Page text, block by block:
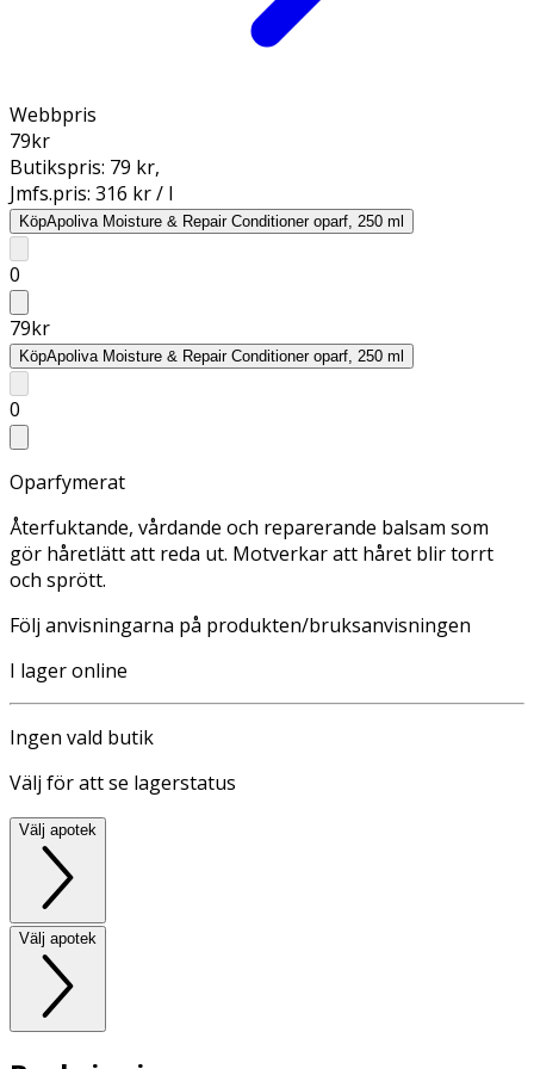
Webbpris
79kr
Butikspris: 79 kr,
Jmfs.pris: 316 kr / l
KöpApoliva Moisture & Repair Conditioner oparf, 250 ml
0
79kr
KöpApoliva Moisture & Repair Conditioner oparf, 250 ml
0
Oparfymerat
Återfuktande, vårdande och reparerande balsam som
gör håretlätt att reda ut. Motverkar att håret blir torrt
och sprött.
Följ anvisningarna på produkten/bruksanvisningen
I lager online
Ingen vald butik
Välj för att se lagerstatus
Välj apotek
Välj apotek